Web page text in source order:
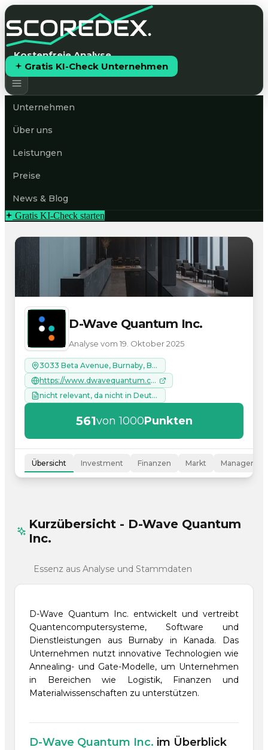
Kostenfreie Analyse
Gratis KI-Check Unternehmen
Unternehmen
Über uns
Leistungen
Preise
News & Blog
Gratis KI-Check starten
D-Wave Quantum Inc.
Analyse vom 19. Oktober 2025
3033 Beta Avenue, Burnaby, British Columbia, Kanada
https://www.dwavequantum.com
nicht relevant, da nicht in Deutschland registriert
561von 1000Punkten
Übersicht Investment Finanzen Markt
Kurzübersicht - D-Wave Quantum
Inc.
Essenz aus Analyse und Stammdaten
D-Wave Quantum Inc. entwickelt und vertreibt
Quantencomputersysteme, Software und
Dienstleistungen aus Burnaby in Kanada. Das
Unternehmen nutzt innovative Technologien wie
Annealing- und Gate-Modelle, um Unternehmen
in Bereichen wie Logistik, Finanzen und
Materialwissenschaften zu unterstützen.
D-Wave Quantum Inc. im Überblick